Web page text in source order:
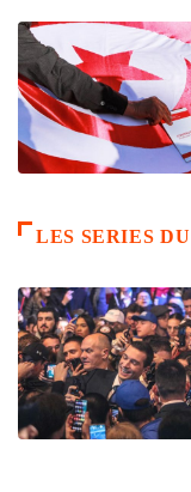
LES SERIES